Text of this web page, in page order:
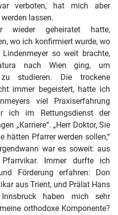
verboten, hat mich aber
lassen.
wieder geheiratet hatte,
wo ich konfirmiert wurde, wo
so weit brachte,
nach Wien ging, um
zu studieren. Die trockene
immer begeistert, hatte ich
viel Praxiserfahrung
ich im Rettungsdienst der
„Karriere“. „Herr Doktor, Sie
hätten Pfarrer werden sollen,“
war es soweit: aus
Immer durfte ich
Förderung erfahren: Don
aus Trient, und Prälat Hans
haben mich sehr
orthodoxe Komponente?